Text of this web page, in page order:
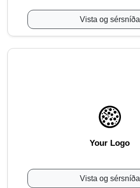
Vista og sérsníða
Your Logo
Vista og sérsníða